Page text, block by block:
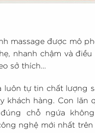
massage được mô
nhanh chậm và
sở thích…
luôn tự tin chất lượng
khách hàng. Con lăn
chỗ ngứa
nghệ mới nhất